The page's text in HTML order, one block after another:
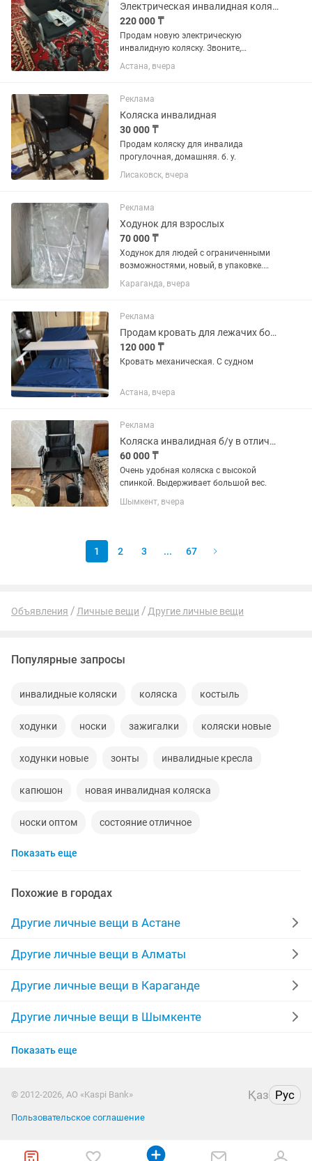
Электрическая инвалидная коляска
220 000 ₸
Продам новую электрическую
инвалидную коляску. Звоните,
договоримся.
Астана, вчера
Реклама
Коляска инвалидная
30 000 ₸
Продам коляску для инвалида
прогулочная, домашняя. б. у.
Лисаковск, вчера
Реклама
Ходунок для взрослых
70 000 ₸
Ходунок для людей с ограниченными
возможностями, новый, в упаковке.
Цена 70.000тг. Торг уместен.
Караганда, вчера
Реклама
Продам кровать для лежачих больных. Механическая. Санитарная
120 000 ₸
Кровать механическая. С судном
Астана, вчера
Реклама
Коляска инвалидная б/у в отличном состоянии. Высокая спинка. Очень удобная.
60 000 ₸
Очень удобная коляска с высокой
спинкой. Выдерживает большой вес.
Шымкент, вчера
1 2 3 ... 67
Объявления Личные вещи Другие личные вещи
Популярные запросы
инвалидные коляски коляска костыль
ходунки носки зажигалки коляски новые
ходунки новые зонты инвалидные кресла
капюшон новая инвалидная коляска
носки оптом состояние отличное
ходунки взрослые
ростовые куклы инвалидные коляски б у
каляска костюмы пряжа
качество взрослые инвалид
ходунки для взрослых детская
даром инвалидные коляски бу
Показать еще
Похожие в городах
Другие личные вещи в Астане
Другие личные вещи в Алматы
Другие личные вещи в Караганде
Другие личные вещи в Шымкенте
Другие личные вещи в Усть-Каменогорске
Другие личные вещи в Актау
Другие личные вещи в Таразе
Показать еще
© 2012-2026, АО «Kaspi Bank» Қаз Рус
Пользовательское соглашение